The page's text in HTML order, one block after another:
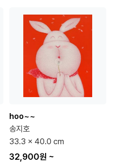
hoo~~
송지호
33.3 x 40.0 cm
32,900원 ~